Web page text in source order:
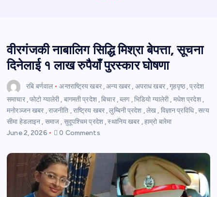
वीरगंजकी नाबालिग सिद्धि मिश्रा बेपत्ता, सूचना
दिनेलाई १ लाख रुपैयाँ पुरस्कार घोषणा
रबि बर्णवाल अन्तराष्ट्रिय खबर,अन्य खबर , अपराध खबर,गृहपृष्ठ,प्रदेश
समाचार,फोटो ग्यालेरी , बागमती प्रदेश,बिचार,ब्लग,भिडियो ग्यालेरी , मधेश प्रदेश,
मनोरञ्जन खबर ,राजनीति ,राष्ट्रिय खबर,लुम्बिनी प्रदेश ,लेख , विज्ञान प्रविधि,सत्य
सीमा हेडलाइन , समाज , सुदूपश्चिम प्रदेश,स्थानिय खबर ,हाम्रो बारेमा
June 2, 2026
0 Comments